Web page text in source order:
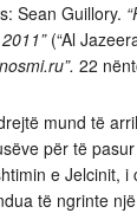
Sean Guillory.
(“Al
22
mund të
për të pasur
e Jelcinit, i
të ngrinte një